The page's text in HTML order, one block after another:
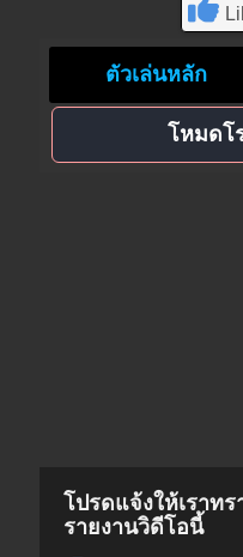
ตัวเล่นหลัก
โหมดโ
โปรดแจ้งให้เราท
รายงานวิดีโอนี้